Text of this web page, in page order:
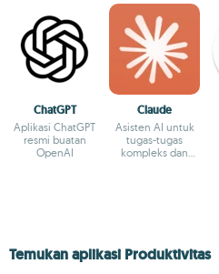
ChatGPT
Aplikasi ChatGPT
resmi buatan
OpenAI
Claude
Asisten AI untuk
tugas-tugas
kompleks dan
Temukan aplikasi Produktivitas